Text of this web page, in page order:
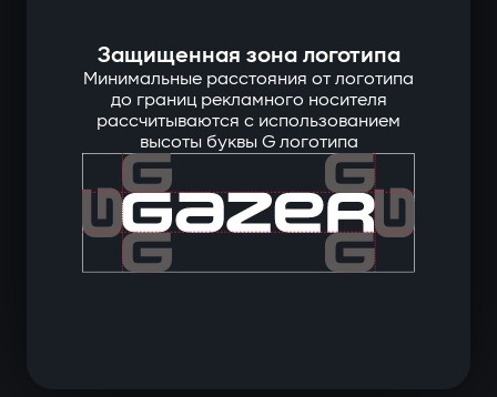
Защищенная зона логотипа
Минимальные расстояния от логотипа
до границ рекламного носителя
рассчитываются с использованием
высоты буквы G логотипа